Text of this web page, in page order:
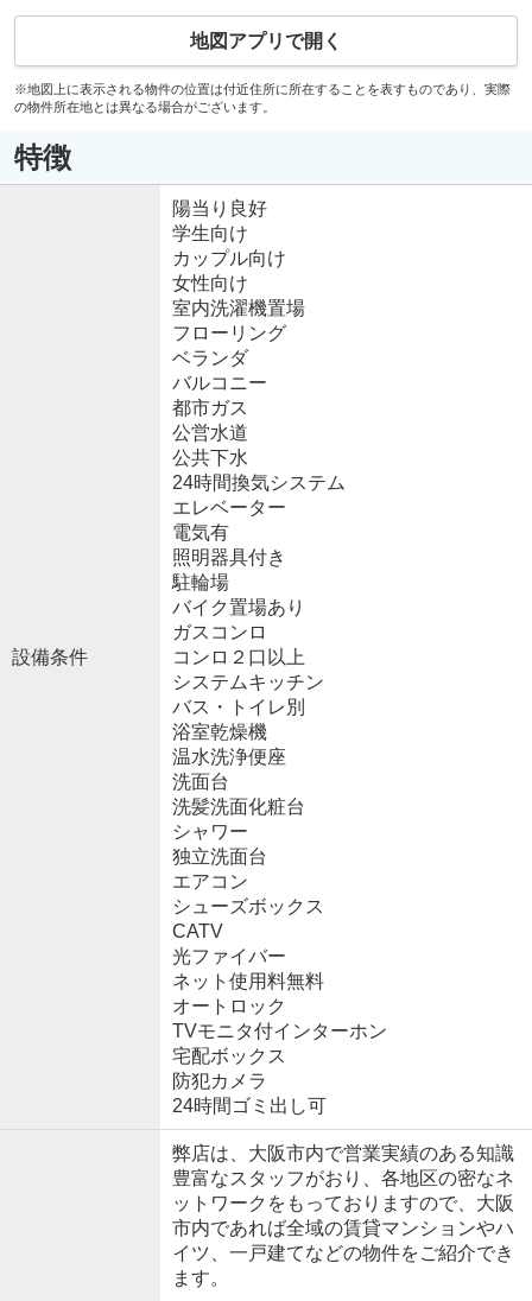
地図アプリで開く
※地図上に表示される物件の位置は付近住所に所在することを表すものであり、実際
の物件所在地とは異なる場合がございます。
特徴
設備条件
陽当り良好
学生向け
カップル向け
女性向け
室内洗濯機置場
フローリング
ベランダ
バルコニー
都市ガス
公営水道
公共下水
24時間換気システム
エレベーター
電気有
照明器具付き
駐輪場
バイク置場あり
ガスコンロ
コンロ２口以上
システムキッチン
バス・トイレ別
浴室乾燥機
温水洗浄便座
洗面台
洗髪洗面化粧台
シャワー
独立洗面台
エアコン
シューズボックス
CATV
光ファイバー
ネット使用料無料
オートロック
TVモニタ付インターホン
宅配ボックス
防犯カメラ
24時間ゴミ出し可
弊店は、大阪市内で営業実績のある知識
豊富なスタッフがおり、各地区の密なネ
ットワークをもっておりますので、大阪
市内であれば全域の賃貸マンションやハ
イツ、一戸建てなどの物件をご紹介でき
ます。